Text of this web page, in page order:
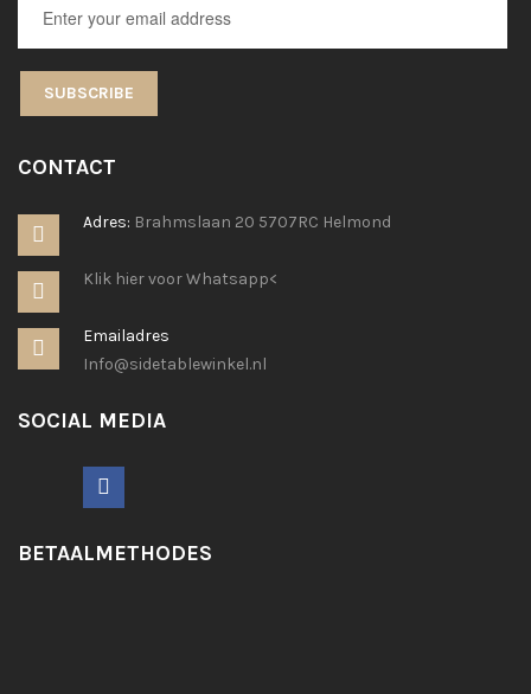
SUBSCRIBE
CONTACT
Adres: Brahmslaan 20 5707RC Helmond
Klik hier voor Whatsapp<
Emailadres
Info@sidetablewinkel.nl
SOCIAL MEDIA
BETAALMETHODES